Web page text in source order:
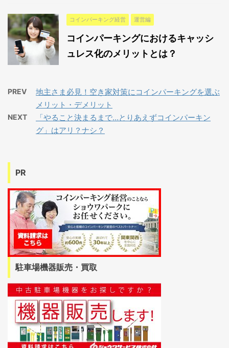
コインパーキング経営 運営編
コインパーキングにおけるキャッシ
ュレス化のメリットとは？
PREV
地主さま必見！空き家対策にコインパーキングを選ぶ
メリット・デメリット
NEXT
「やること決まるまで…とりあえずコインパーキン
グ」はアリ？ナシ？
PR
駐車場機器販売・買取